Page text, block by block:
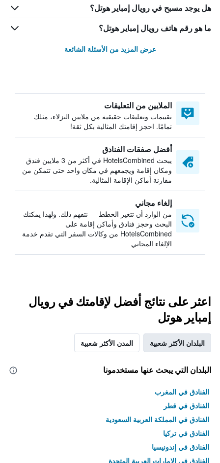
هل يوجد مسبح في رويال إمباير هوتل؟
ما هو رقم هاتف رويال إمباير هوتل؟
عرض المزيد من الأسئلة الشائعة
الملايين من التعليقات
تقييمات وتعليقات حقيقية من ملايين النزلاء، مثلك
تمامًا. احجز إقامتك المثالية بكل ثقة!
أفضل صفقات الفنادق
يبحث HotelsCombined في أكثر من 3 ملايين فندق
ومكان إقامة ويجمعهم في مكان واحد حتى تتمكن من
مقارنة أماكن الإقامة المثالية.
إلغاء مجاني
من الوارد أن تتغير الخطط — نتفهم ذلك. ولهذا يمكنك
البحث وحجز فنادق وأماكن إقامة على
HotelsCombined من وكالات السفر التي تقدم خدمة
الإلغاء المجاني
اعثر على نتائج أفضل لإقامتك في رويال
إمباير هوتل
البلدان الأكثر شعبية المدن الأكثر شعبية
البلدان التي يبحث عنها مستخدمونا
الفنادق في المغرب
الفنادق في قطر
الفنادق في المملكة العربية السعودية
الفنادق في تركيا
الفنادق في إندونيسيا
الفنادق في الامارات العربية المتحدة